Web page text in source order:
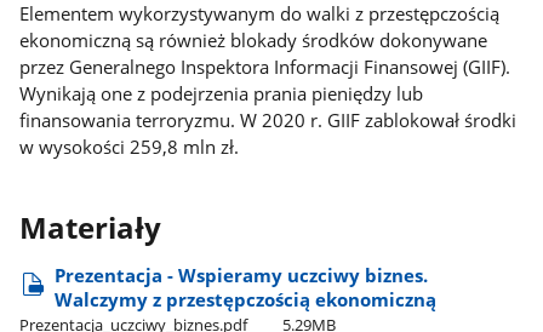
Elementem wykorzystywanym do walki z przestępczością
ekonomiczną są również blokady środków dokonywane
przez Generalnego Inspektora Informacji Finansowej (GIIF).
Wynikają one z podejrzenia prania pieniędzy lub
finansowania terroryzmu. W 2020 r. GIIF zablokował środki
w wysokości 259,8 mln zł.
Materiały
Prezentacja - Wspieramy uczciwy biznes.
Walczymy z przestępczością ekonomiczną
Prezentacja​_uczciwy​_biznes.pdf 5.29MB